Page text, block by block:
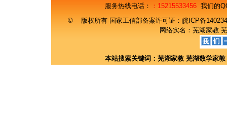
服务热线电话：
：15215533456 我们的
© 版权所有 国家工信部备案许可证： 皖ICP备
网络实名： 芜湖家教
本站搜索关键词： 芜湖家教 芜湖数学家教